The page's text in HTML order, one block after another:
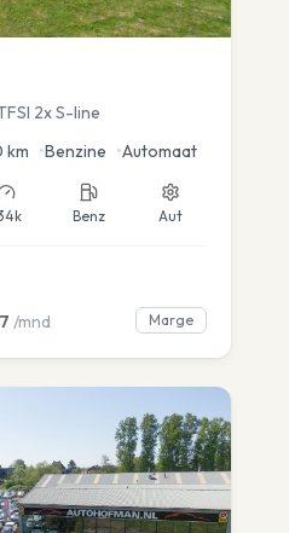
2x S-line
km •Benzine •Automaat
Benz Aut
/mnd Marge